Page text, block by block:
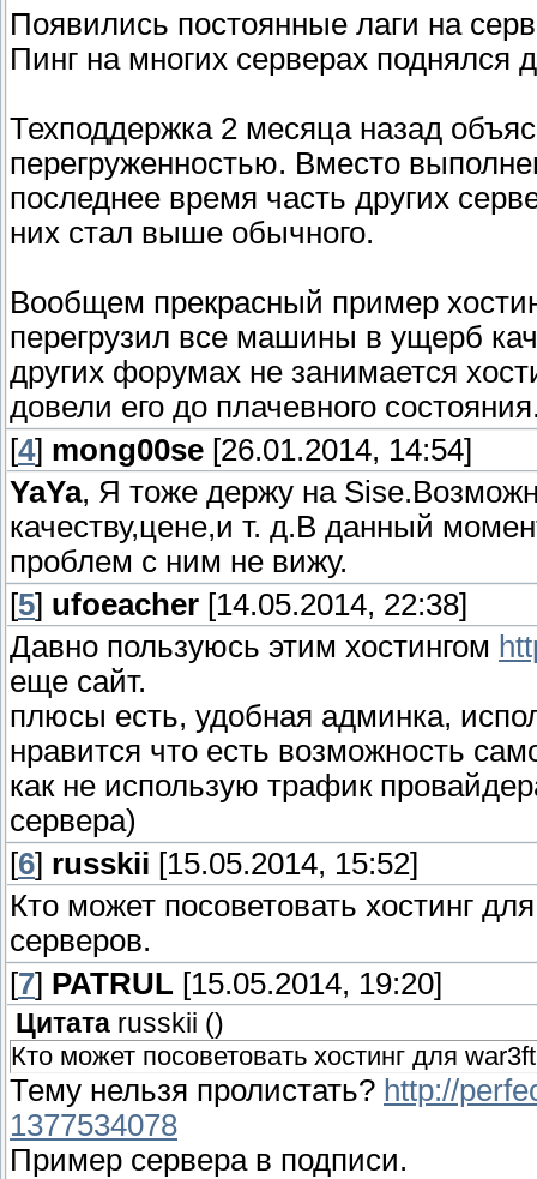
Появились постоянные лаги на
Пинг на многих серверах поднялся
Техподдержка 2 месяца назад
перегруженностью. Вместо
последнее время часть других
них стал выше обычного.
Вообщем прекрасный пример
перегрузил все машины в ущерб
других форумах не занимается
довели его до плачевного
[4] mong00se [26.01.2014, 14:54]
YaYa, Я тоже держу на
качеству,цене,и т. д.В данный
проблем с ним не вижу.
[5] ufoeacher [14.05.2014, 22:38]
Давно пользуюсь этим хостингом
еще сайт.
плюсы есть, удобная админка,
нравится что есть возможность
как не использую трафик
сервера)
[6] russkii [15.05.2014, 15:52]
Кто может посоветовать хостинг
серверов.
[7] PATRUL [15.05.2014, 19:20]
Цитата russkii ()
Кто может посоветовать хостинг для
Тему нельзя пролистать? http://
1377534078
Пример сервера в подписи.